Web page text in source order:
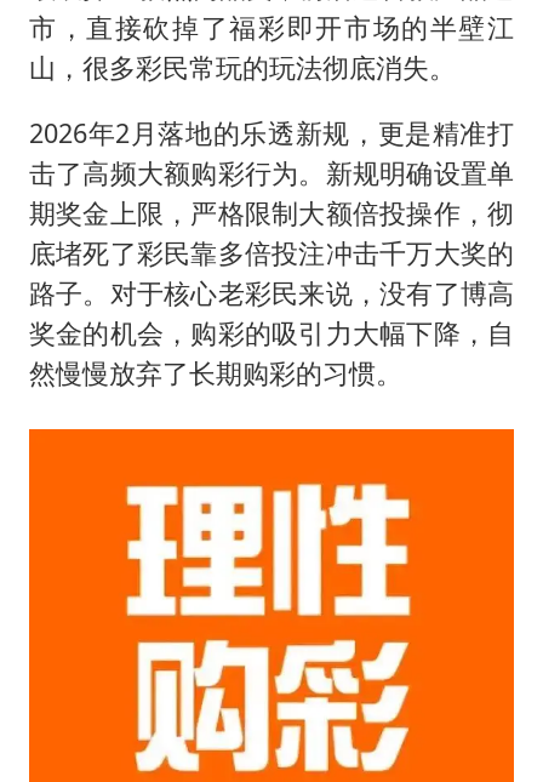
市，直接砍掉了福彩即开市场的半壁江
山，很多彩民常玩的玩法彻底消失。
2026年2月落地的乐透新规，更是精准打
击了高频大额购彩行为。新规明确设置单
期奖金上限，严格限制大额倍投操作，彻
底堵死了彩民靠多倍投注冲击千万大奖的
路子。对于核心老彩民来说，没有了博高
奖金的机会，购彩的吸引力大幅下降，自
然慢慢放弃了长期购彩的习惯。